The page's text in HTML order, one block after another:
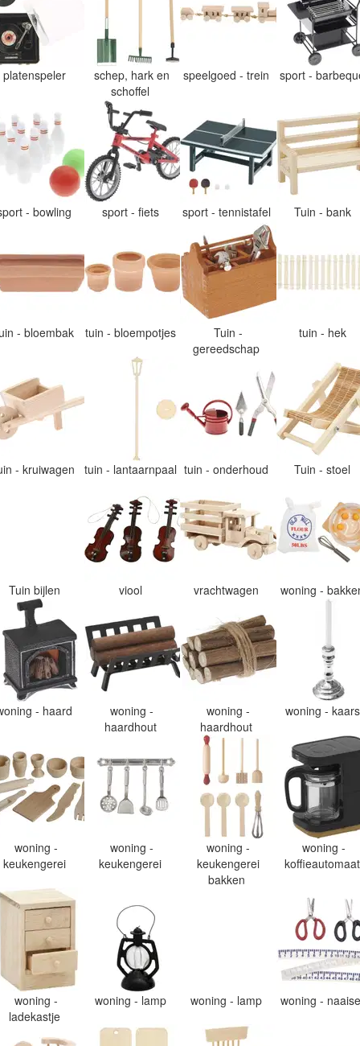
platenspeler
schep, hark en
schoffel
speelgoed - trein sport -
- bowling sport - fiets sport - tennistafel Tuin - bank
- bloembak tuin - bloempotjes
Tuin -
gereedschap
tuin - hek
- kruiwagen tuin - lantaarnpaal tuin - onderhoud Tuin - stoel
Tuin bijlen viool vrachtwagen woning -
- haard
woning -
haardhout
woning -
haardhout
woning -
woning -
keukengerei
woning -
keukengerei
woning -
keukengerei
bakken
woning -
woning -
ladekastje
woning - lamp woning - lamp woning -